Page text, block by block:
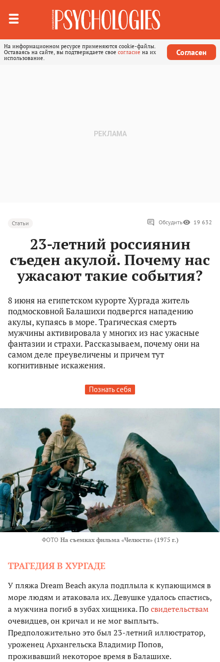
На информационном ресурсе применяются cookie-файлы.
Оставаясь на сайте, вы подтверждаете свое согласие на их
использование.
Согласен
Статьи Обсудить 19 632
23-летний россиянин
съеден акулой. Почему нас
ужасают такие события?
8 июня на египетском курорте Хургада житель
подмосковной Балашихи подвергся нападению
акулы, купаясь в море. Трагическая смерть
мужчины активировала у многих из нас ужасные
фантазии и страхи. Рассказываем, почему они на
самом деле преувеличены и причем тут
когнитивные искажения.
Познать себя
ФОТО На съемках фильма «Челюсти» (1975 г.)
ТРАГЕДИЯ В ХУРГАДЕ
У пляжа Dream Beach акула подплыла к купающимся в
море людям и атаковала их. Девушке удалось спастись,
а мужчина погиб в зубах хищника. Посвидетельствам
очевидцев, он кричал и не мог выплыть.
Предположительно это был 23-летний иллюстратор,
уроженец Архангельска Владимир Попов,
проживавший некоторое время в Балашихе.